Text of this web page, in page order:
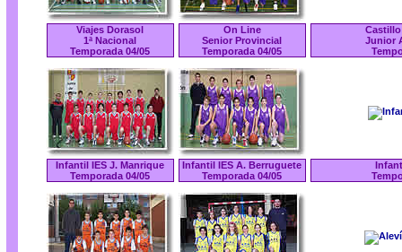
Viajes Dorasol
1ª Nacional
Temporada 04/05
On Line
Senior Provincial
Temporada 04/05
Junior
Infantil IES J. Manrique
Temporada 04/05
Infantil IES A. Berruguete
Temporada 04/05